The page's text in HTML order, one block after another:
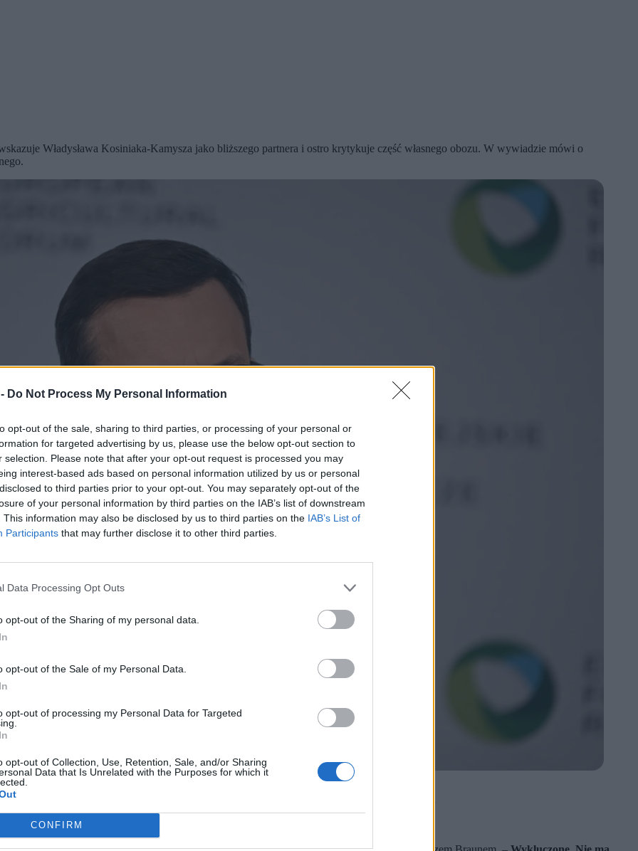
Do Not Process My Personal Information
opt-out of the sale, sharing to third parties, or processing of your personal or
for targeted advertising by us, please use the below opt-out section to
selection. Please note that after your opt-out request is processed you may
interest-based ads based on personal information utilized by us or personal
to third parties prior to your opt-out. You may separately opt-out of the
of your personal information by third parties on the IAB’s list of downstream
This information may also be disclosed by us to third parties on the IAB’s List of
Participants that may further disclose it to other third parties.
Data Processing Opt Outs
opt-out of the Sharing of my personal data.
opt-out of the Sale of my Personal Data.
opt-out of processing my Personal Data for Targeted
opt-out of Collection, Use, Retention, Sale, and/or Sharing
Data that Is Unrelated with the Purposes for which it
CONFIRM
Władysława Kosiniaka-Kamysza jako bliższego partnera i ostro krytykuje część własnego obozu. W wywiadzie mówi o
Delmanowicz / PAP)
i wskazuje Władysława Kosiniaka-Kamysza jako bliższego partnera politycznego.
PiS” i wpływ na spadki poparcia.
zaplecza, które ma pomóc odzyskać wyborców z centrum.